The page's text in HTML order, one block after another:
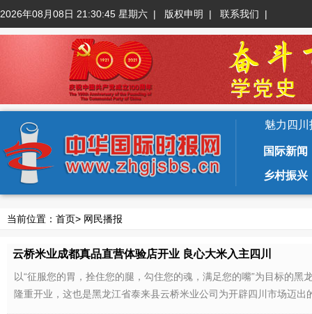
2026年08月08日 21:30:46 星期六 | 版权申明 | 联系我们 |
魅力四川
国际新闻
乡村振兴
当前位置： 首页> 网民播报
云桥米业成都真品直营体验店开业 良心大米入主四川
以“征服您的胃，拴住您的腿，勾住您的魂，满足您的嘴”为目标的
隆重开业，这也是黑龙江省泰来县云桥米业公司为开辟四川市场迈出